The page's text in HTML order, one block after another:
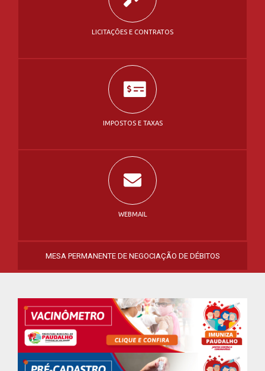
MESA PERMANENTE DE NEGOCIAÇÃO DE DÉBITOS